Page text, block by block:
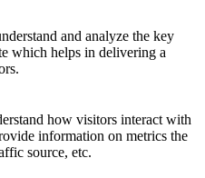
and analyze the key
which helps in delivering a
how visitors interact with
information on metrics the
source, etc.